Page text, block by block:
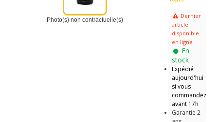
Photo(s) non contractuelle(s)
Dernier
article
disponible
en ligne
En
stock
Expédié
aujourd'hui
si vous
commandez
avant 17h
Garantie 2